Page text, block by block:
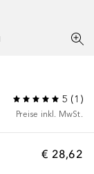
5 (1 )
Preise inkl. MwSt.
€ 28,62